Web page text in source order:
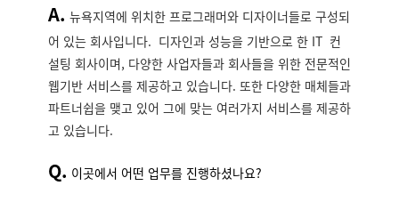
A. 뉴욕지역에 위치한 프로그래머와 디자이너들로 구성되
어 있는 회사입니다. 디자인과 성능을 기반으로 한 IT 컨
설팅 회사이며, 다양한 사업자들과 회사들을 위한 전문적인
웹기반 서비스를 제공하고 있습니다. 또한 다양한 매체들과
파트너쉽을 맺고 있어 그에 맞는 여러가지 서비스를 제공하
고 있습니다.
Q. 이곳에서 어떤 업무를 진행하셨나요?